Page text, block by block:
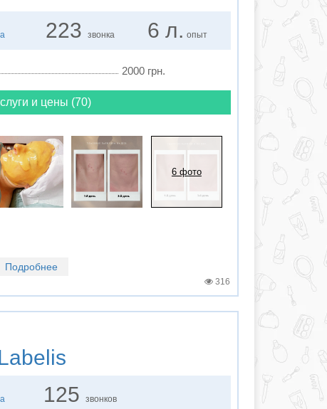
223 звонка 6 л. опыт
2000 грн.
и цены (70)
6 фото
Подробнее
316
125 звонков